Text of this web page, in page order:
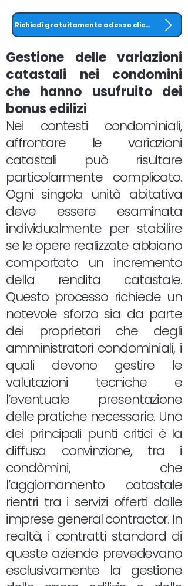
Richiedi gratuitamente adesso clicca QUI
Gestione delle variazioni
catastali nei condomini
che hanno usufruito dei
bonus edilizi
Nei contesti condominiali,
affrontare le variazioni
catastali può risultare
particolarmente complicato.
Ogni singola unità abitativa
deve essere esaminata
individualmente per stabilire
se le opere realizzate abbiano
comportato un incremento
della rendita catastale.
Questo processo richiede un
notevole sforzo sia da parte
dei proprietari che degli
amministratori condominiali, i
quali devono gestire le
valutazioni tecniche e
l’eventuale presentazione
delle pratiche necessarie. Uno
dei principali punti critici è la
diffusa convinzione, tra i
condòmini, che
l’aggiornamento catastale
rientri tra i servizi offerti dalle
imprese general contractor. In
realtà, i contratti standard di
queste aziende prevedevano
esclusivamente la gestione